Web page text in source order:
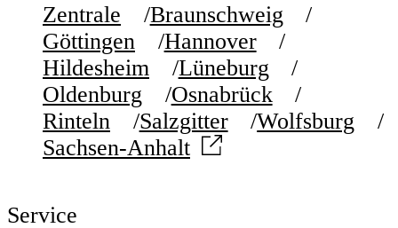
Zentrale
Braunschweig
Göttingen
Hannover
Hildesheim
Lüneburg
Oldenburg
Osnabrück
Rinteln
Salzgitter
Wolfsburg
Sachsen-Anhalt
Service